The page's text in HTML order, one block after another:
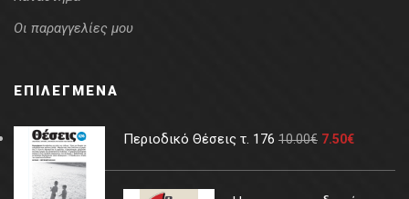
Οι παραγγελίες μου
ΕΠΙΛΕΓΜΈΝΑ
Περιοδικό Θέσεις τ. 176 10.00€ 7.50€